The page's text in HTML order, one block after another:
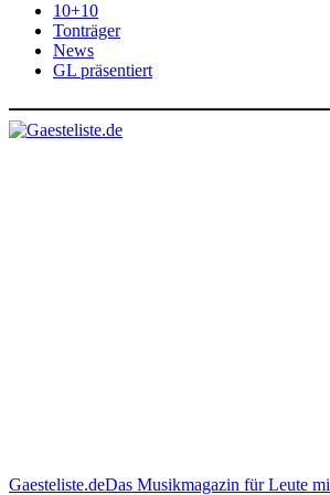
10+10
Tonträger
News
GL präsentiert
Gaesteliste.deDas Musikmagazin für Leute